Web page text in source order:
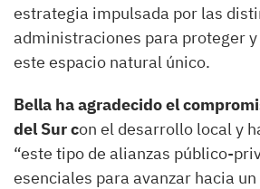
estrategia impulsada por las
administraciones para proteger
este espacio natural único.
Bella ha agradecido el
del Sur con el desarrollo local y
“este tipo de alianzas público-
esenciales para avanzar hacia